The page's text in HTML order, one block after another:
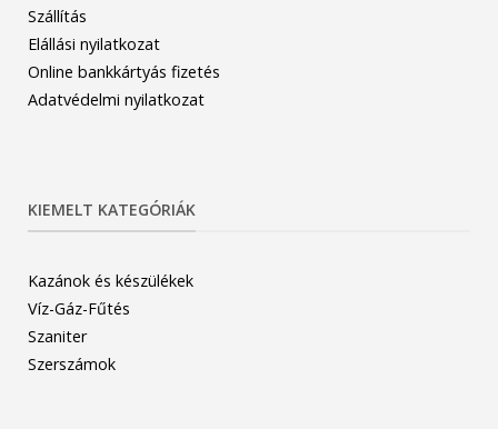
Szállítás
Elállási nyilatkozat
Online bankkártyás fizetés
Adatvédelmi nyilatkozat
KIEMELT KATEGÓRIÁK
Kazánok és készülékek
Víz-Gáz-Fűtés
Szaniter
Szerszámok